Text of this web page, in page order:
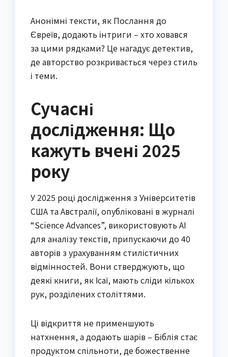
Анонімні тексти, як Послання до
Євреїв, додають інтриги – хто ховався
за цими рядками? Це нагадує детектив,
де авторство розкривається через стиль
і теми.
Сучасні
дослідження: Що
кажуть вчені 2025
року
У 2025 році дослідження з Університетів
США та Австралії, опубліковані в журналі
“Science Advances”, використовують AI
для аналізу текстів, припускаючи до 40
авторів з урахуванням стилістичних
відмінностей. Вони стверджують, що
деякі книги, як Ісаї, мають сліди кількох
рук, розділених століттями.
Ці відкриття не применшують
натхнення, а додають шарів – Біблія стає
продуктом спільноти, де божественне